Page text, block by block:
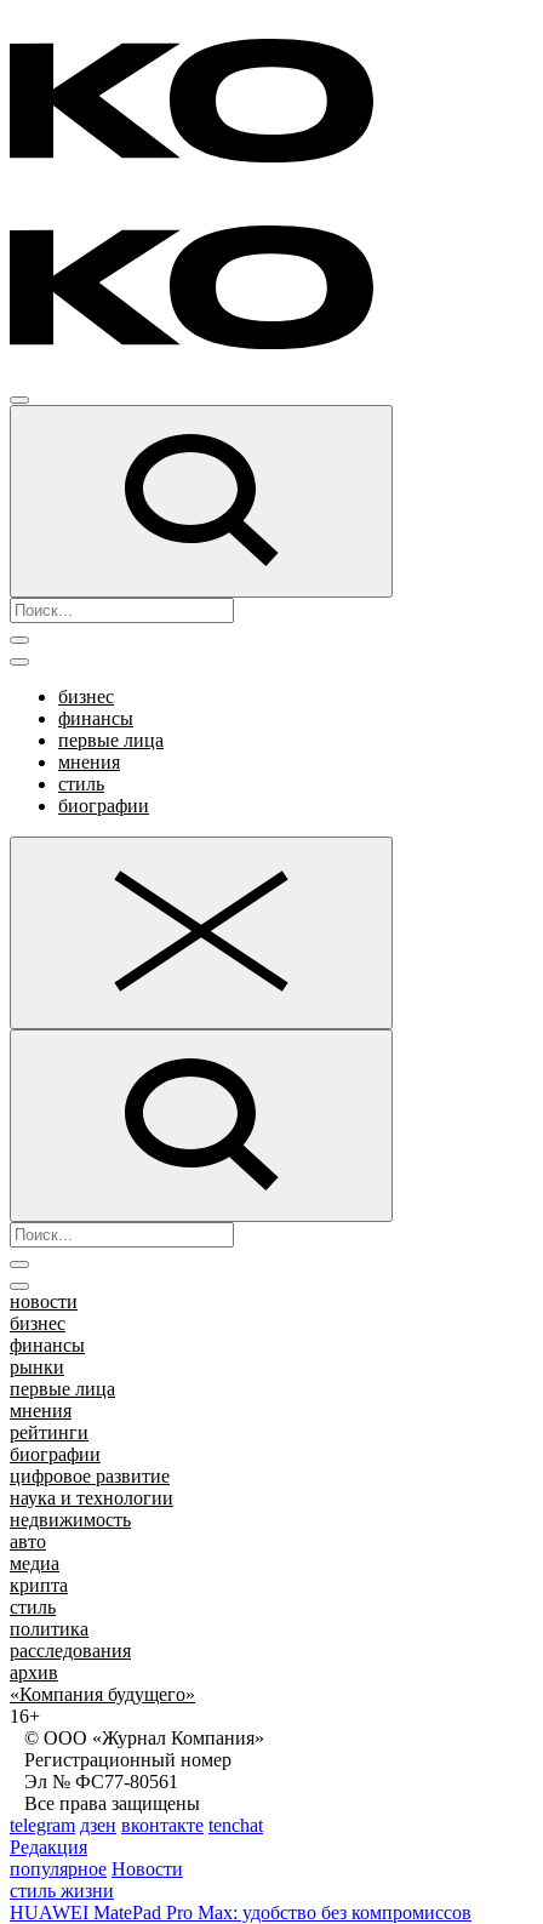
бизнес
финансы
первые лица
мнения
стиль
биографии
новости
бизнес
финансы
рынки
первые лица
мнения
рейтинги
биографии
цифровое развитие
наука и технологии
недвижимость
авто
медиа
крипта
стиль
политика
расследования
архив
«Компания будущего»
16+
© ООО «Журнал Компания»
Регистрационный номер
Эл № ФС77-80561
Все права защищены
telegram дзен вконтакте tenchat
Редакция
популярное Новости
стиль жизни
HUAWEI MatePad Pro Max: удобство без компромиссов